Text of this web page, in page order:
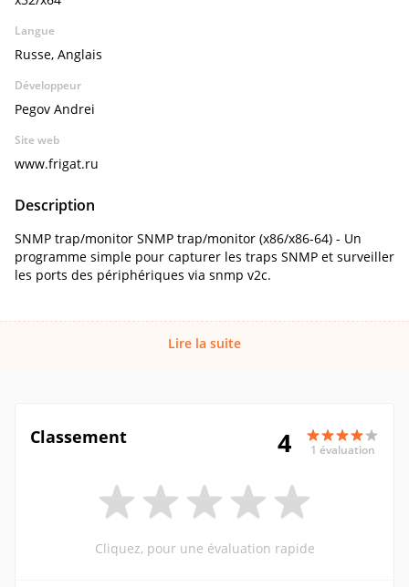
Langue
Russe, Anglais
Développeur
Pegov Andrei
Site web
www.frigat.ru
Description
SNMP trap/monitor SNMP trap/monitor (x86/x86-64) - Un
programme simple pour capturer les traps SNMP et surveiller
les ports des périphériques via snmp v2c.
Lire la suite
Classement 4 1 évaluation
Cliquez, pour une évaluation rapide